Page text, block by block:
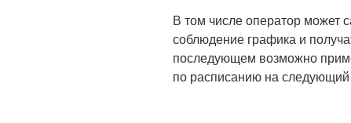
В том числе оператор может
соблюдение графика и
последующем возможно
по расписанию на